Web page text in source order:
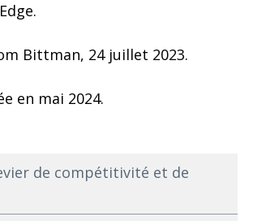
Bittman, 24 juillet 2023.
en mai 2024.
de compétitivité et de